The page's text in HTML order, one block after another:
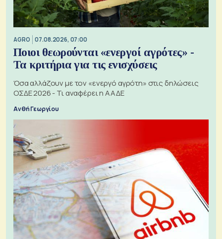
AGRO 07.08.2026, 07:00
Ποιοι θεωρούνται «ενεργοί αγρότες» -
Τα κριτήρια για τις ενισχύσεις
Όσα αλλάζουν με τον «ενεργό αγρότη» στις δηλώσεις
ΟΣΔΕ 2026 - Τι αναφέρει η ΑΑΔΕ
Ανθή Γεωργίου